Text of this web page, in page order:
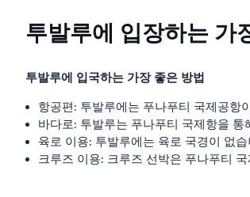
투발루에 입장하는 가
투발루에 입국하는 가장 좋은 방법
항공편: 투발루에는 푸나푸티 국제공항
바다로: 투발루는 푸나푸티 국제항을 통
육로 이용: 투발루에는 육로 국경이 없습
크루즈 이용: 크루즈 선박은 푸나푸티